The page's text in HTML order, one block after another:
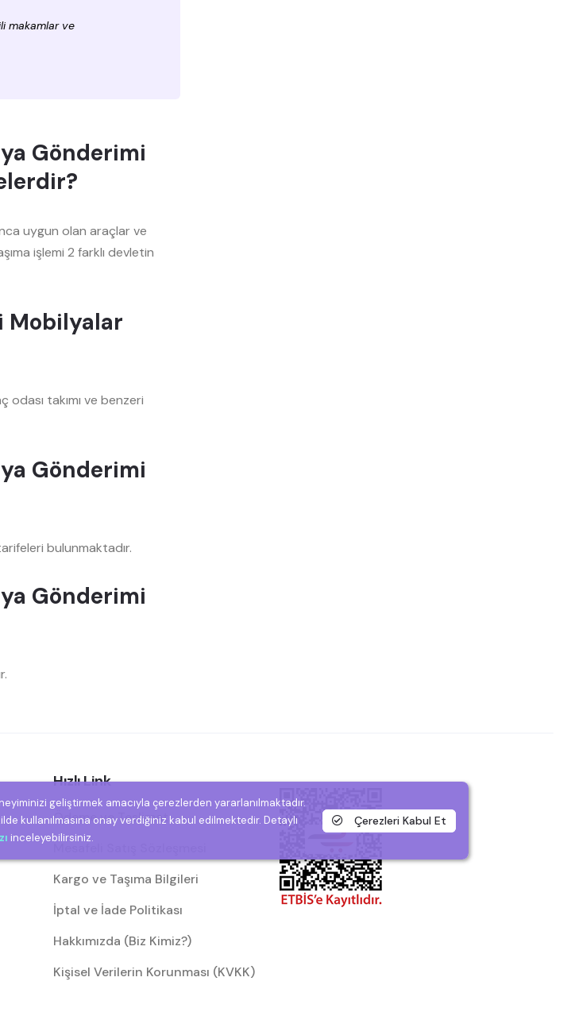
makamlar ve
Gönderimi
uygun olan araçlar ve
işlemi 2 farklı devletin
Mobilyalar
odası takımı ve benzeri
Gönderimi
bulunmaktadır.
Gönderimi
Hızlı Link
Ödeme ve Teslimat
Kargo ve Taşıma Bilgileri
İptal ve İade Politikası
Hakkımızda (Biz Kimiz?)
Kişisel Verilerin Korunması (KVKK)
geliştirmek amacıyla çerezlerden yararlanılmaktadır.
kullanılmasına onay verdiğiniz kabul edilmektedir. Detaylı
inceleyebilirsiniz.
Çerezleri Kabul Et